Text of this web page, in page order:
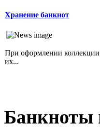
Хранение банкнот
При оформлении
их...
Банкноты